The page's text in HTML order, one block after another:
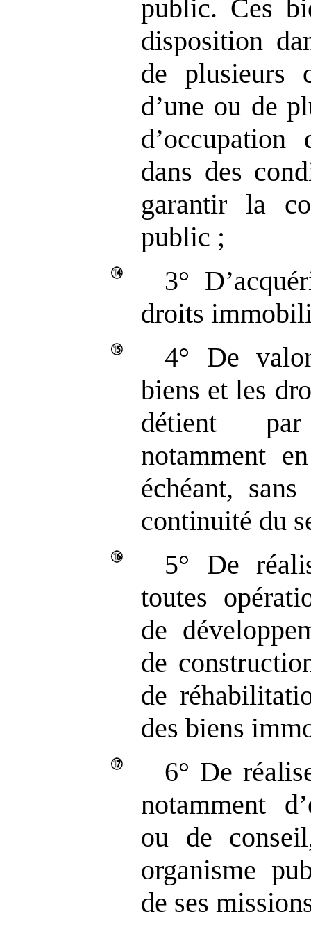
public. Ces
disposition
de plusieurs
d’une ou de
dans des
garantir la
public ;
3°
droits
4° De
biens et les
détient
notamment
échéant,
continuité du
5° De
toutes
de
de
de
des biens
6° De
notamment
ou de
organisme
de ses